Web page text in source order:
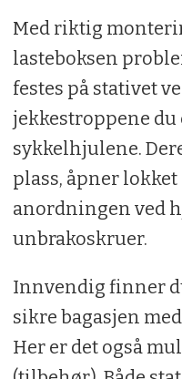
Med riktig
lasteboksen
festes på stativet
jekkestroppene
sykkelhjulene.
plass, åpner
anordningen ved
unbrakoskruer.
Innvendig finner
sikre bagasjen
Her er det også